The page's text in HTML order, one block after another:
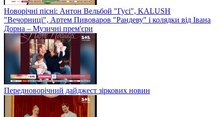
Новорічні пісні: Антон Вельбой "Гусі", KALUSH
"Вечорниці", Артем Пивоваров "Рандеву" і колядки від Івана
Дорна – Музичні прем'єри
Передноворічний дайджест зіркових новин